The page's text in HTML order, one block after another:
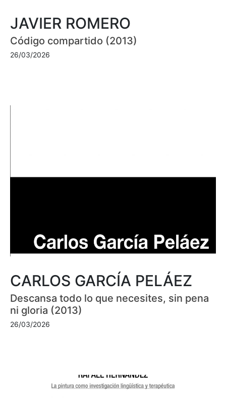
JAVIER ROMERO
Código compartido (2013)
26/03/2026
CARLOS GARCÍA PELÁEZ
Descansa todo lo que necesites, sin pena
ni gloria (2013)
26/03/2026